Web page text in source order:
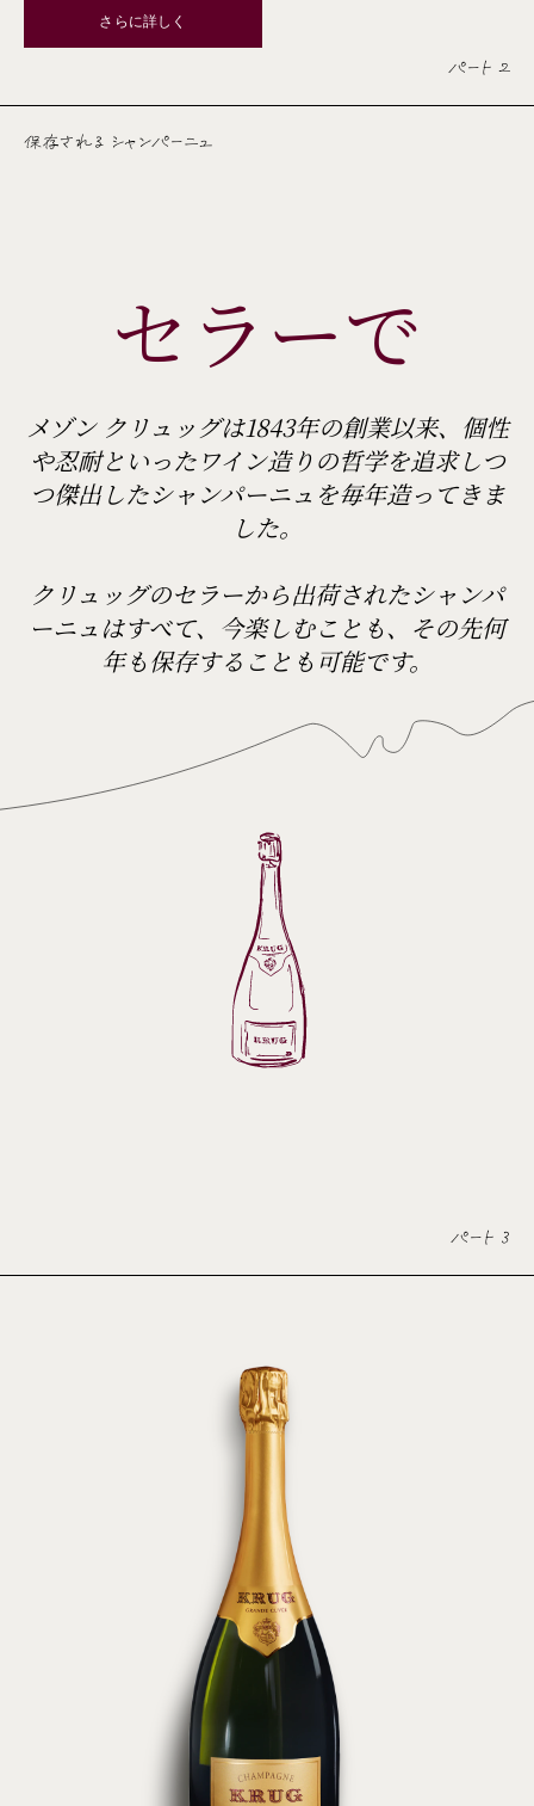
さらに詳しく
パート 2
保存される シャンパーニュ
セラーで
メゾン クリュッグは1843年の創業以来、個性
や忍耐といったワイン造りの哲学を追求しつ
つ傑出したシャンパーニュを毎年造ってきま
した。
クリュッグのセラーから出荷されたシャンパ
ーニュはすべて、今楽しむことも、その先何
年も保存することも可能です。
パート 3